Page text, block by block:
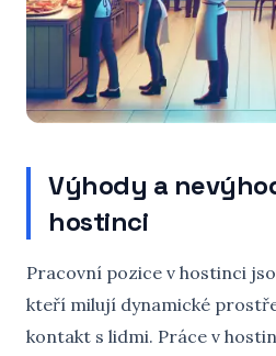
Výhody a
hostinci
Pracovní pozice v hostinci
kteří milují dynamické
kontakt s lidmi. Práce v